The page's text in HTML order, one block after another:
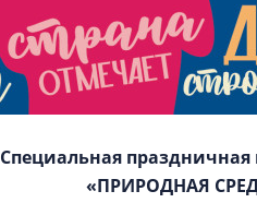
Специальная
«ПРИРОДНАЯ